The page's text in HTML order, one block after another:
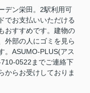
デン栄田。2駅利用可
でお支払いいただける
おすすめです。建物の
外部の人にゴミを見ら
。ASUMO-PLUS(アス
0522までご連絡下
からお受けしておりま